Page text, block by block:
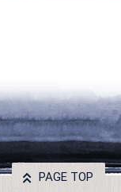
PAGE TOP